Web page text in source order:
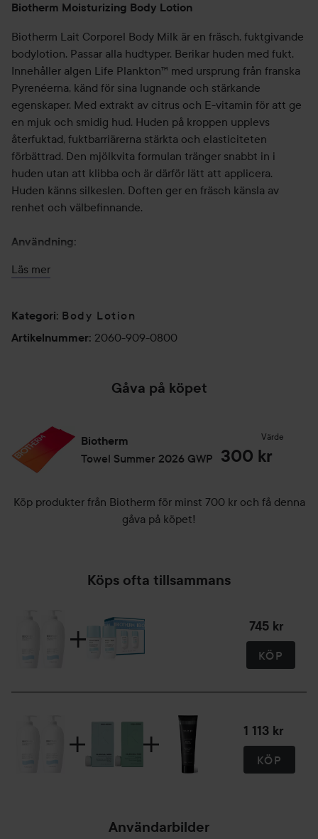
Biotherm Moisturizing Body Lotion
Biotherm Lait Corporel Body Milk är en fräsch, fuktgivande
bodylotion. Passar alla hudtyper. Berikar huden med fukt.
Innehåller algen Life Plankton™ med ursprung från franska
Pyrenéerna, känd för sina lugnande och stärkande
egenskaper. Med extrakt av citrus och E-vitamin för att ge
en mjuk och smidig hud. Huden på kroppen upplevs
återfuktad, fuktbarriärerna stärkta och elasticiteten
förbättrad. Den mjölkvita formulan tränger snabbt in i
huden utan att klibba och är därför lätt att applicera.
Huden känns silkeslen. Doften ger en fräsch känsla av
renhet och välbefinnande.
Användning:
över hela kroppen med cirkulära rörelser. Låt cremen torka
eller vid behov.
400 ml
Läs mer
Kategori: Body Lotion
Artikelnummer: 2060-909-0800
Gåva på köpet
Biotherm
Towel Summer 2026 GWP
Värde
300 kr
Köp produkter från Biotherm för minst 700 kr och få denna
gåva på köpet!
Köps ofta tillsammans
745 kr
KÖP
1 113 kr
KÖP
Användarbilder